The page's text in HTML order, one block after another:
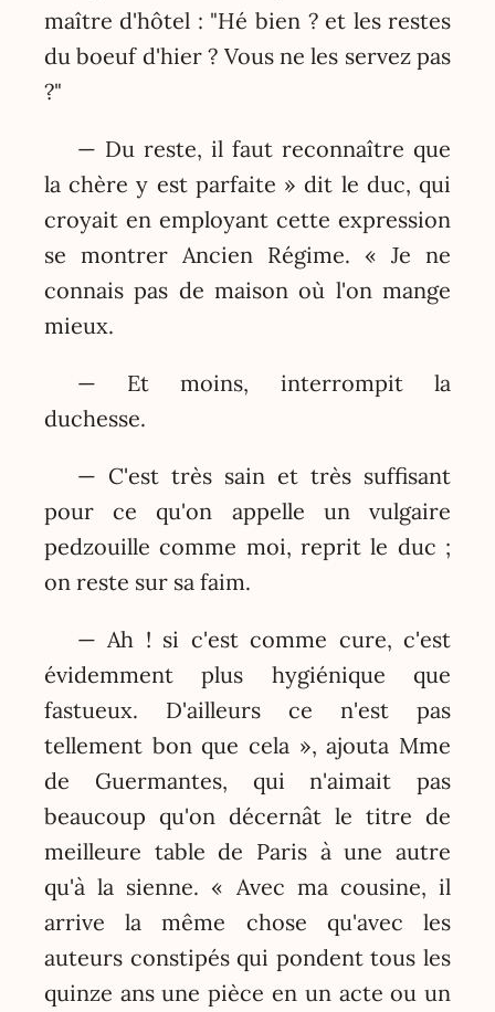
maître d'hôtel : "Hé bien ? et les restes
du boeuf d'hier ? Vous ne les servez pas
?"
— Du reste, il faut reconnaître que
la chère y est parfaite » dit le duc, qui
croyait en employant cette expression
se montrer Ancien Régime. « Je ne
connais pas de maison où l'on mange
mieux.
— Et moins, interrompit la
duchesse.
— C'est très sain et très suffisant
pour ce qu'on appelle un vulgaire
pedzouille comme moi, reprit le duc ;
on reste sur sa faim.
— Ah ! si c'est comme cure, c'est
évidemment plus hygiénique que
fastueux. D'ailleurs ce n'est pas
tellement bon que cela », ajouta Mme
de Guermantes, qui n'aimait pas
beaucoup qu'on décernât le titre de
meilleure table de Paris à une autre
qu'à la sienne. « Avec ma cousine, il
arrive la même chose qu'avec les
auteurs constipés qui pondent tous les
quinze ans une pièce en un acte ou un